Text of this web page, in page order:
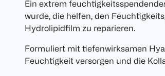
Ein extrem
wurde, die helfen, den
Hydrolipidfilm zu reparieren.
Formuliert mit tiefenwirksamen
Feuchtigkeit versorgen und die